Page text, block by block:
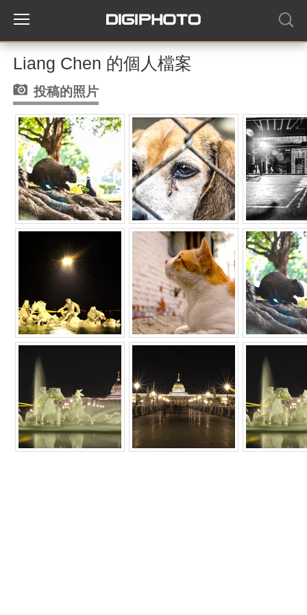
Liang Chen 的個人檔案
投稿的照片